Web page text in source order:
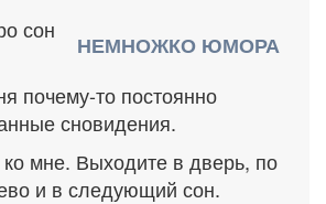
НЕМНОЖКО ЮМОРА
почему-то постоянно
сновидения.
мне. Выходите в дверь, по
и в следующий сон.